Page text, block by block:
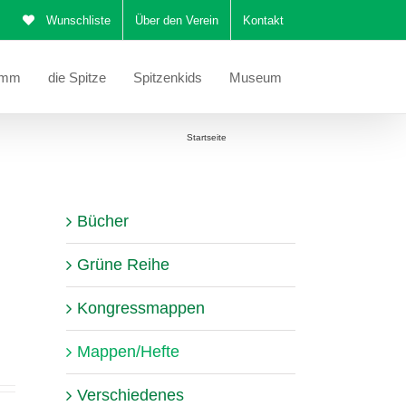
Wunschliste Über den Verein Kontakt
die Spitze Spitzenkids Museum
Startseite
Bücher
Grüne Reihe
Kongressmappen
Mappen/Hefte
Verschiedenes